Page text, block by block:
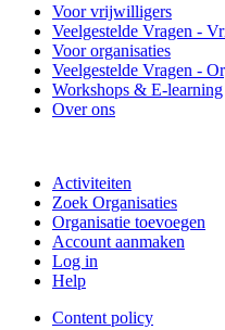
Voor vrijwilligers
Veelgestelde Vragen -
Voor organisaties
Veelgestelde Vragen -
Workshops & E-learning
Over ons
Activiteiten
Zoek Organisaties
Organisatie toevoegen
Account aanmaken
Log in
Help
Content policy